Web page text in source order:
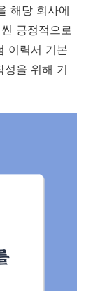
해당 회사에
긍정적으로
이력서 기본
성을 위해 기